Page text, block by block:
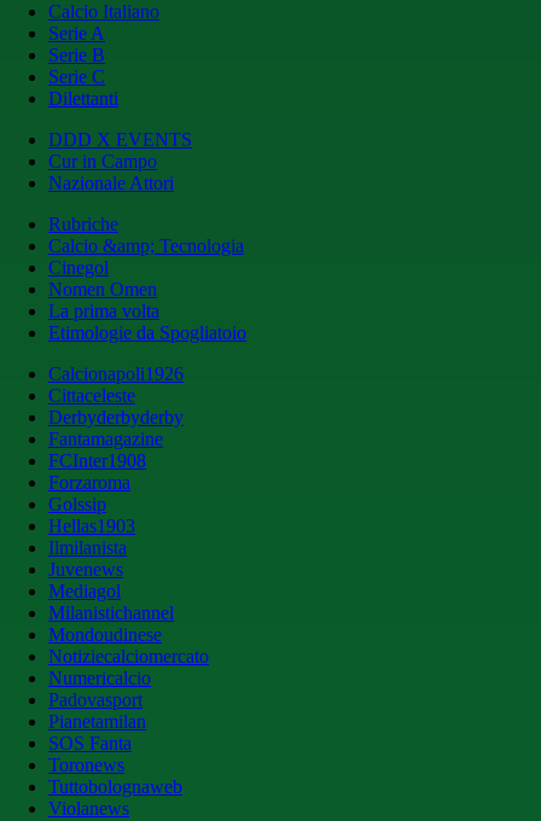
Calcio Italiano
Serie A
Serie B
Serie C
Dilettanti
DDD X EVENTS
Cur in Campo
Nazionale Attori
Rubriche
Calcio &amp; Tecnologia
Cinegol
Nomen Omen
La prima volta
Etimologie da Spogliatoio
Calcionapoli1926
Cittaceleste
Derbyderbyderby
Fantamagazine
FCInter1908
Forzaroma
Golssip
Hellas1903
Ilmilanista
Juvenews
Mediagol
Milanistichannel
Mondoudinese
Notiziecalciomercato
Numericalcio
Padovasport
Pianetamilan
SOS Fanta
Toronews
Tuttobolognaweb
Violanews